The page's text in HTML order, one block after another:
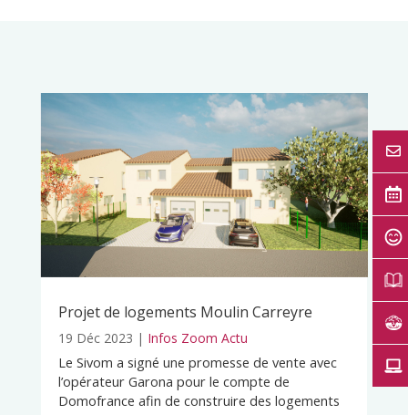
Projet de logements Moulin Carreyre
19 Déc 2023 | Infos Zoom Actu
Le Sivom a signé une promesse de vente avec
l’opérateur Garona pour le compte de
Domofrance afin de construire des logements